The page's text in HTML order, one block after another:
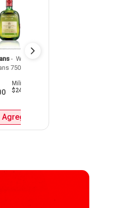
- Whisky
Mililitro
$247
Agregar